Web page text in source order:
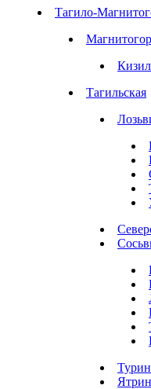
Тагило-
Тагильская